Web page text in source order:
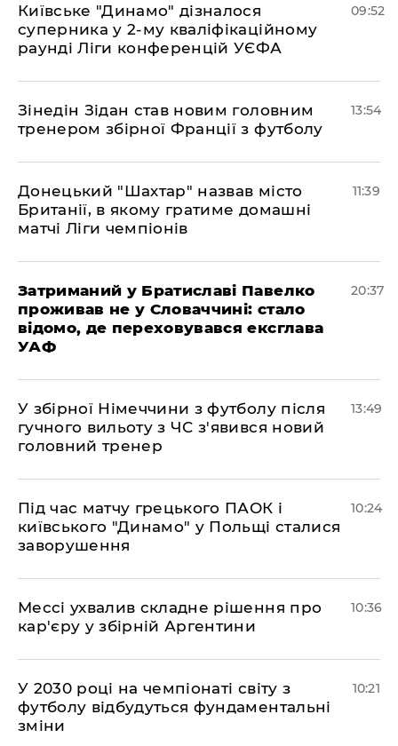
Київське "Динамо" дізналося
суперника у 2-му кваліфікаційному
раунді Ліги конференцій УЄФА
09:52
​Зінедін Зідан став новим головним
тренером збірної Франції з футболу
13:54
Донецький "Шахтар" назвав місто
Британії, в якому гратиме домашні
матчі Ліги чемпіонів
11:39
Затриманий у Братиславі Павелко
проживав не у Словаччині: стало
відомо, де переховувався ексглава
УАФ
20:37
У збірної Німеччини з футболу після
гучного вильоту з ЧС з'явився новий
головний тренер
13:49
Під час матчу грецького ПАОК і
київського "Динамо" у Польщі сталися
заворушення
10:24
Мессі ухвалив складне рішення про
кар'єру у збірній Аргентини
10:36
У 2030 році на чемпіонаті світу з
футболу відбудуться фундаментальні
зміни
10:21